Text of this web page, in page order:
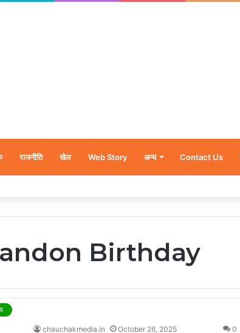
राजनीति खेल Web Story अन्य Contact Us
नन्हें शावकों को पीठ पर बैठाकर घूमती दिखी मादा भालू
Birthday
chauchakmedia.in October 26, 2025 0